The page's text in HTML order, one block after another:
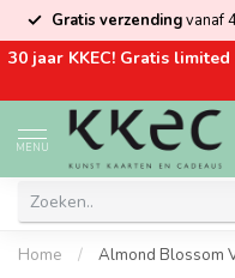
Gratis verzendingvanaf
30 jaar KKEC! Gratis
MENU
Home / Almond Blossom